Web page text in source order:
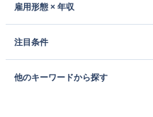
雇用形態 × 年収
注目条件
他のキーワードから探す